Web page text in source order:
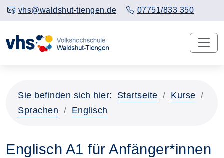
vhs@waldshut-tiengen.de 07751/833 350
Sie befinden sich hier: Startseite
Kurse
Sprachen
Englisch
Englisch A1 für Anfänger*innen